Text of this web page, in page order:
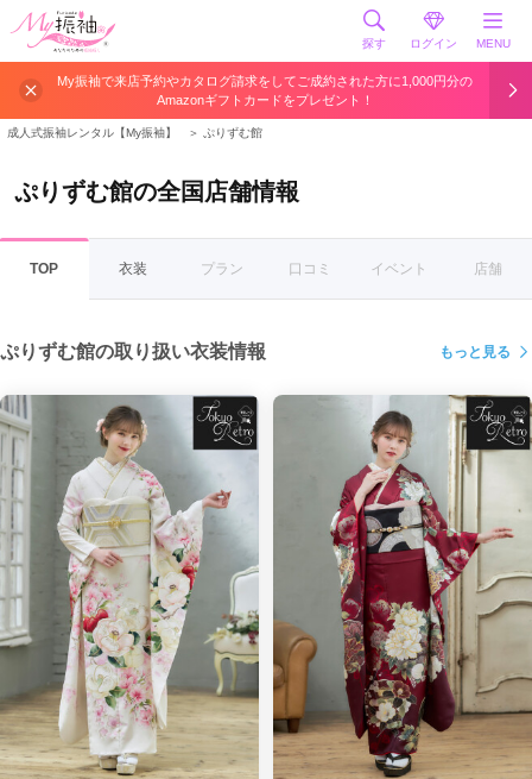
探す ログイン MENU
My振袖で来店予約やカタログ請求をしてご成約された方に1,000円分の
Amazonギフトカードをプレゼント！
成人式振袖レンタル【My振袖】 ＞ ぷりずむ館
ぷりずむ館の全国店舗情報
TOP 衣装 プラン 口コミ イベント 店舗
ぷりずむ館の取り扱い衣装情報 もっと見る